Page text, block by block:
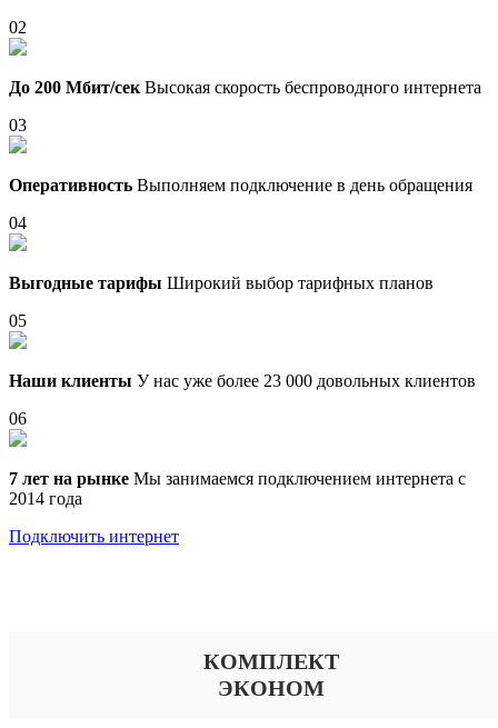
02
До 200 Мбит/сек Высокая скорость беспроводного интернета
03
Оперативность Выполняем подключение в день обращения
04
Выгодные тарифы Широкий выбор тарифных планов
05
Наши клиенты У нас уже более 23 000 довольных клиентов
06
7 лет на рынке Мы занимаемся подключением интернета с
2014 года
Подключить интернет
КОМПЛЕКТ
ЭКОНОМ